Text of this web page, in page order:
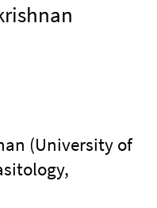
(University of